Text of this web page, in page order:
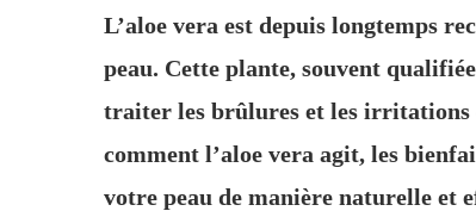
L’aloe vera est depuis longtemps
peau. Cette plante, souvent
traiter les brûlures et les irritations
comment l’aloe vera agit, les
votre peau de manière naturelle et